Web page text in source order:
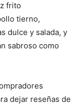
frito
tierno,
dulce y salada, y
sabroso como
dejar reseñas de